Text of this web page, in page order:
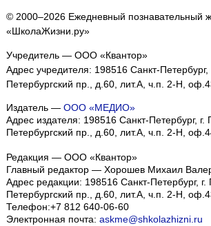
© 2000–2026 Ежедневный познавательный
«ШколаЖизни.ру»
Учредитель — ООО «Квантор»
Адрес учредителя: 198516 Санкт-
Петербургский пр., д.60, лит.А, ч.п. 2-Н,
Издатель — ООО «МЕДИО»
Адрес издателя: 198516 Санкт-Петербург, г.
Петербургский пр., д.60, лит.А, ч.п. 2-Н,
Редакция — ООО «Квантор»
Главный редактор — Хорошев Михаил
Адрес редакции: 198516 Санкт-Петербург,
Петербургский пр., д.60, лит.А, ч.п. 2-Н,
Телефон:+7 812 640-06-60
Электронная почта: askme@shkolazhizni.ru